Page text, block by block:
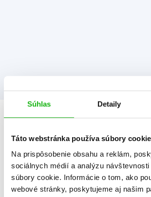
Súhlas Detaily
Táto webstránka používa súbory
Na prispôsobenie obsahu a reklám,
sociálnych médií a analýzu
súbory cookie. Informácie o tom, ako
webové stránky, poskytujeme aj našim
Žáner
ilustrované
lúštenie a
aktivity so